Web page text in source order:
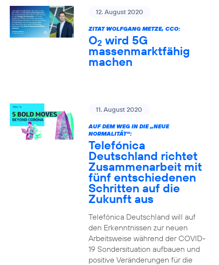
12. August 2020
ZITAT WOLFGANG METZE, CCO:
O2 wird 5G
massenmarktfähig
machen
11. August 2020
AUF DEM WEG IN DIE „NEUE
NORMALITÄT“:
Telefónica
Deutschland richtet
Zusammenarbeit mit
fünf entschiedenen
Schritten auf die
Zukunft aus
Telefónica Deutschland will auf
den Erkenntnissen zur neuen
Arbeitsweise während der COVID-
19 Sondersituation aufbauen und
positive Veränderungen für die